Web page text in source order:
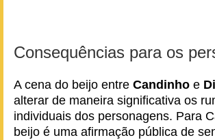
Consequências para os
A cena do beijo entre Candinho e
alterar de maneira significativa os
individuais dos personagens. Para
beijo é uma afirmação pública de